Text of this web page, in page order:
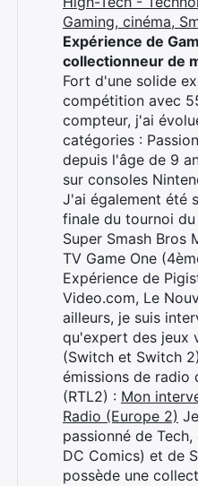
Gaming, cinéma,
Expérience de
collectionneur de
Fort d'une solide
compétition avec
compteur, j'ai
catégories :
depuis l'âge de 9
sur consoles
J'ai également été
finale du tournoi
Super Smash Bros
TV Game One
Expérience de
Video.com, Le
ailleurs, je suis
qu'expert des jeux
(Switch et Switch
émissions de radio
(RTL2) : Mon
Radio (Europe 2)
passionné de
DC Comics) et de
possède une
Rechercher